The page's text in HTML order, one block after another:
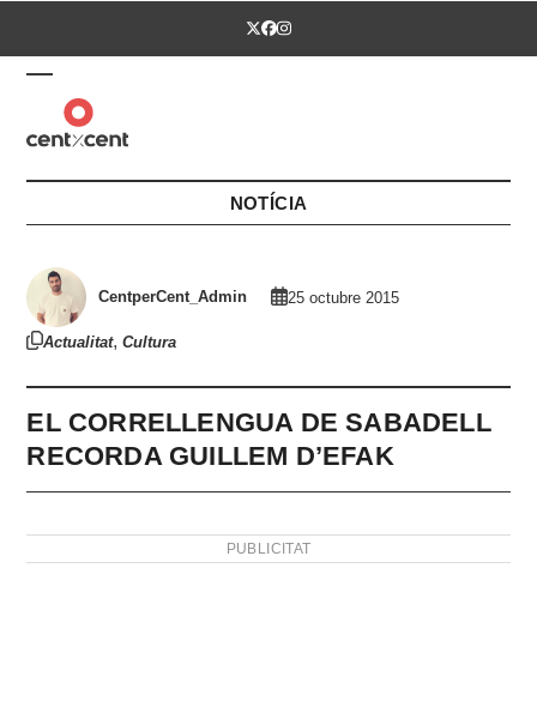
Twitter
Facebook
Instagram
Open
mobile
menu
Close
mobile
menu
NOTÍCIA
CentperCent_Admin 25 octubre 2015
Actualitat,Cultura
EL CORRELLENGUA DE SABADELL
RECORDA GUILLEM D’EFAK
PUBLICITAT